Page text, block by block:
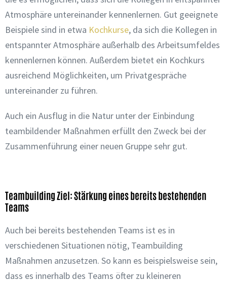
Atmosphäre untereinander kennenlernen. Gut geeignete
Beispiele sind in etwa Kochkurse, da sich die Kollegen in
entspannter Atmosphäre außerhalb des Arbeitsumfeldes
kennenlernen können. Außerdem bietet ein Kochkurs
ausreichend Möglichkeiten, um Privatgespräche
untereinander zu führen.
Auch ein Ausflug in die Natur unter der Einbindung
teambildender Maßnahmen erfüllt den Zweck bei der
Zusammenführung einer neuen Gruppe sehr gut.
Teambuilding Ziel: Stärkung eines bereits bestehenden
Teams
Auch bei bereits bestehenden Teams ist es in
verschiedenen Situationen nötig, Teambuilding
Maßnahmen anzusetzen. So kann es beispielsweise sein,
dass es innerhalb des Teams öfter zu kleineren